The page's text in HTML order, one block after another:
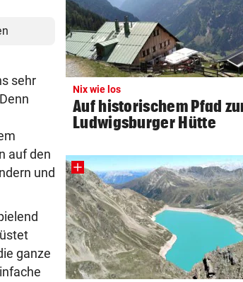
sehr
auf den
und
ganze
aufgeschaut!“
AUFSTEIGER IM FOKUS vor
Austria Lustenau jagt gegen
Bundesliga-Rekord
AUF CHINA-MOTORRAD vor
Zurück in der Wüste als erster
UMSTRITTENE BESETZUNG vor
Trumps Ex-Anwalt ist jetzt
Justizminister
TRANSFER-ÜBERRASCHUNG vor
Barcelona-Kapitän vor
zum FC Liverpool
Nix wie los
Auf historischem Pfad
Ludwigsburger Hütte